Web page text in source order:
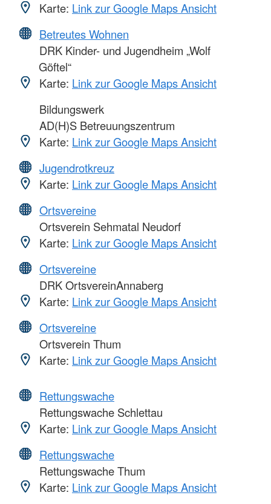
Karte: Link zur Google Maps Ansicht
Betreutes Wohnen
DRK Kinder- und Jugendheim „Wolf
Göftel“
Karte: Link zur Google Maps Ansicht
Bildungswerk
AD(H)S Betreuungszentrum
Karte: Link zur Google Maps Ansicht
Jugendrotkreuz
Karte: Link zur Google Maps Ansicht
Ortsvereine
Ortsverein Sehmatal Neudorf
Karte: Link zur Google Maps Ansicht
Ortsvereine
DRK OrtsvereinAnnaberg
Karte: Link zur Google Maps Ansicht
Ortsvereine
Ortsverein Thum
Karte: Link zur Google Maps Ansicht
Rettungswache
Rettungswache Schlettau
Karte: Link zur Google Maps Ansicht
Rettungswache
Rettungswache Thum
Karte: Link zur Google Maps Ansicht